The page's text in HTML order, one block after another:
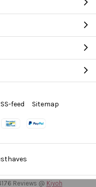
feed Sitemap
Reviews @ Kiyoh